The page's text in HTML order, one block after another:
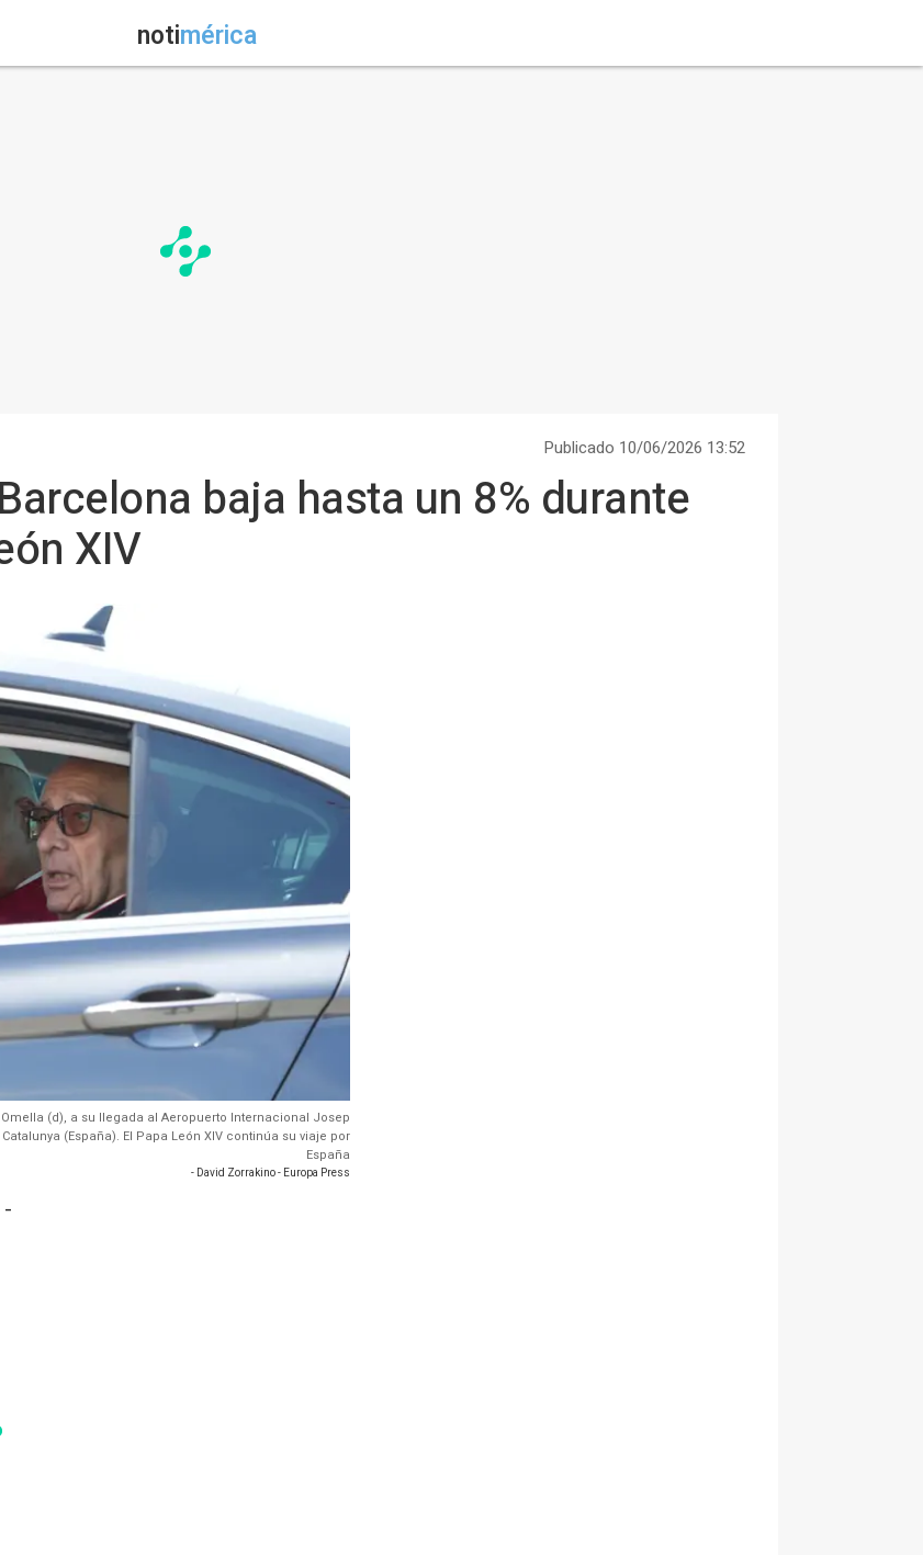
notimérica
Publicado 10/06/2026 13:52
baja hasta un 8% durante
XIV
(d), a su llegada al Aeropuerto Internacional Josep
(España). El Papa León XIV continúa su viaje por
España
- David Zorrakino - Europa Press